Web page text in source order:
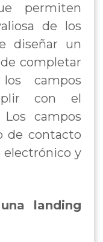
permiten
de los
diseñar un
completar
campos
con el
campos
de contacto
electrónico y
landing